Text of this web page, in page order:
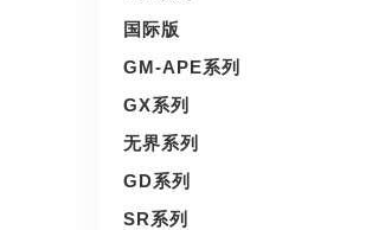
国际版
GM-APE系列
GX系列
无界系列
GD系列
SR系列